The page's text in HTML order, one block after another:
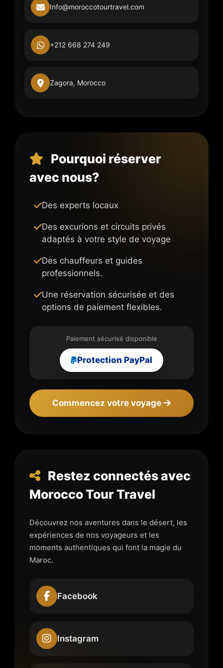
Info@moroccotourtravel.com
+212 668 274 249
Zagora, Morocco
Pourquoi réserver
avec nous?
Des experts locaux
Des excurions et circuits privés
adaptés à votre style de voyage
Des chauffeurs et guides
professionnels.
Une réservation sécurisée et des
options de paiement flexibles.
Paiement sécurisé disponible
Protection PayPal
Commencez votre voyage
Restez connectés avec
Morocco Tour Travel
Découvrez nos aventures dans le désert, les
expériences de nos voyageurs et les
moments authentiques qui font la magie du
Maroc.
Facebook
Instagram